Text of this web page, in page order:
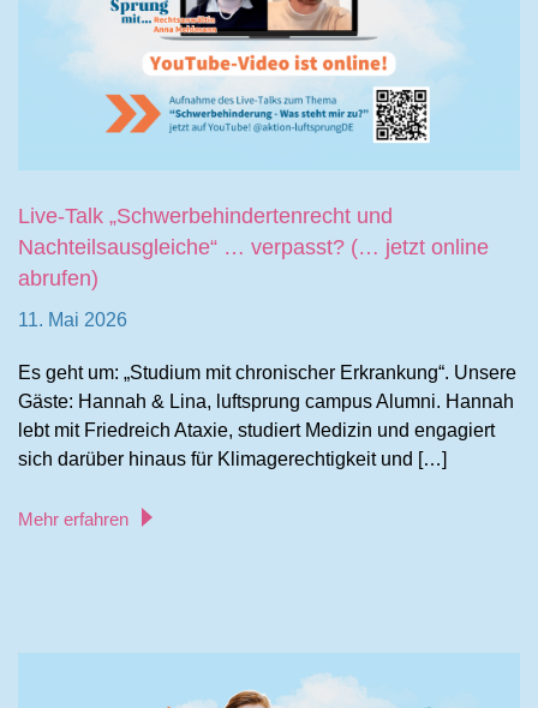
Live-Talk „Schwerbehindertenrecht und
Nachteilsausgleiche“ … verpasst? (… jetzt online
abrufen)
11. Mai 2026
Es geht um: „Studium mit chronischer Erkrankung“. Unsere
Gäste: Hannah & Lina, luftsprung campus Alumni. Hannah
lebt mit Friedreich Ataxie, studiert Medizin und engagiert
sich darüber hinaus für Klimagerechtigkeit und […]
Mehr erfahren